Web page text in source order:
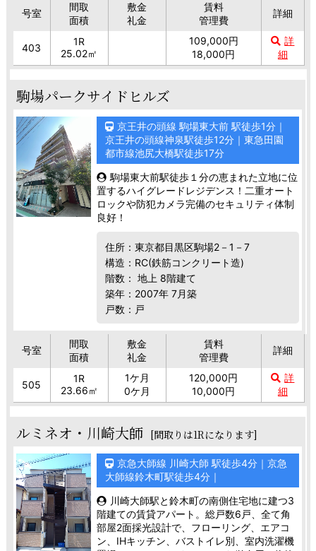
号室
間取
面積
敷金
礼金
賃料
管理費
詳細
403
1R
25.02㎡
109,000円
18,000円
詳
細
駒場パークサイドヒルズ
京王井の頭線 駒場東大前 駅徒歩1分｜
京王井の頭線神泉駅徒歩12分｜東急田園
都市線池尻大橋駅徒歩17分
駒場東大前駅徒歩１分の恵まれた立地に位
置するハイグレードレジデンス！二重オート
ロックや防犯カメラ完備のセキュリティ体制
良好！
住所：東京都目黒区駒場2－1－7
構造：RC(鉄筋コンクリート造)
階数： 地上 8階建て
築年：2007年 7月築
戸数：戸
号室
間取
面積
敷金
礼金
賃料
管理費
詳細
505
1R
23.66㎡
1ケ月
0ケ月
120,000円
10,000円
詳
細
ルミネオ・川崎大師 [間取りは1Rになります]
京急大師線 川崎大師 駅徒歩4分｜京急
大師線鈴木町駅徒歩4分｜
川崎大師駅と鈴木町の南側住宅地に建つ3
階建ての賃貸アパート。総戸数6戸、全て角
部屋2面採光設計で、フローリング、エアコ
ン、IHキッチン、バストイレ別、室内洗濯機